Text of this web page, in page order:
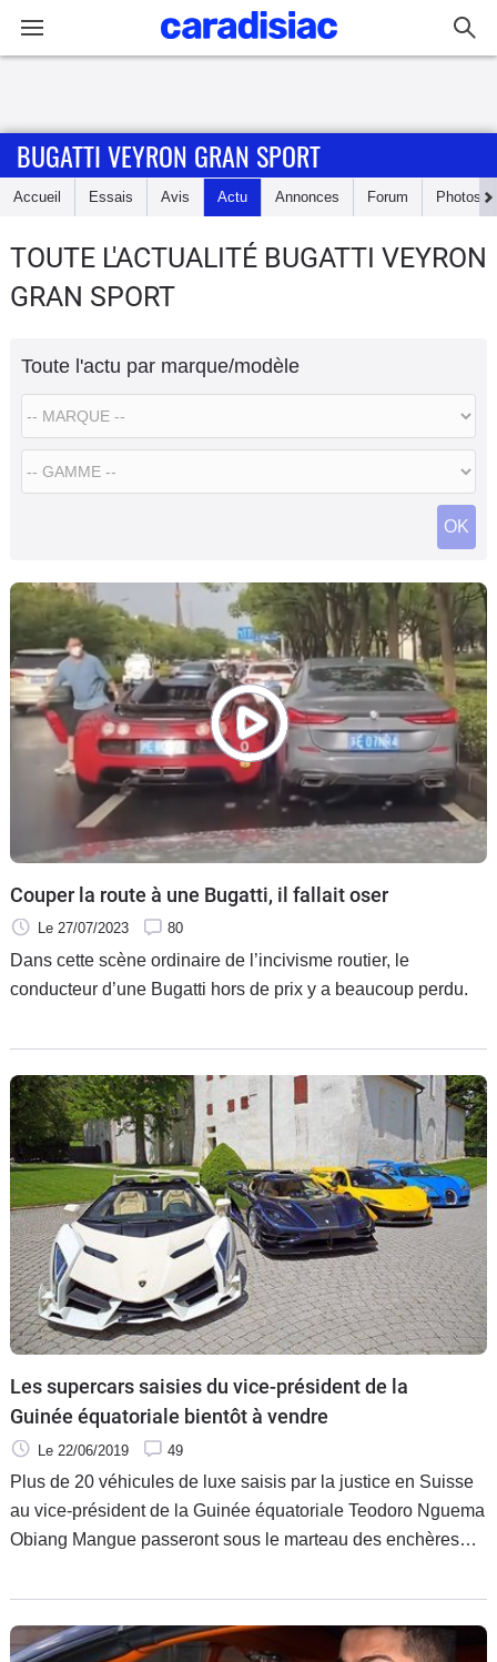
Accueil
Essais
Electriques
Utilitaires
Services
Forum
Moto
Marques
BUGATTI VEYRON GRAN SPORT
Accueil Essais Avis Actu Annonces Forum Photos
TOUTE L'ACTUALITÉ BUGATTI VEYRON
GRAN SPORT
Toute l'actu par marque/modèle
OK
Couper la route à une Bugatti, il fallait oser
Le 27/07/2023 80
Dans cette scène ordinaire de l’incivisme routier, le
conducteur d’une Bugatti hors de prix y a beaucoup perdu.
Les supercars saisies du vice-président de la
Guinée équatoriale bientôt à vendre
Le 22/06/2019 49
Plus de 20 véhicules de luxe saisis par la justice en Suisse
au vice-président de la Guinée équatoriale Teodoro Nguema
Obiang Mangue passeront sous le marteau des enchères
des Lamborghini, McLaren et Bugatti rapporteront au total
plus de 11 millions d'euros. La somme sera reversée à des
organismes sociaux locaux.